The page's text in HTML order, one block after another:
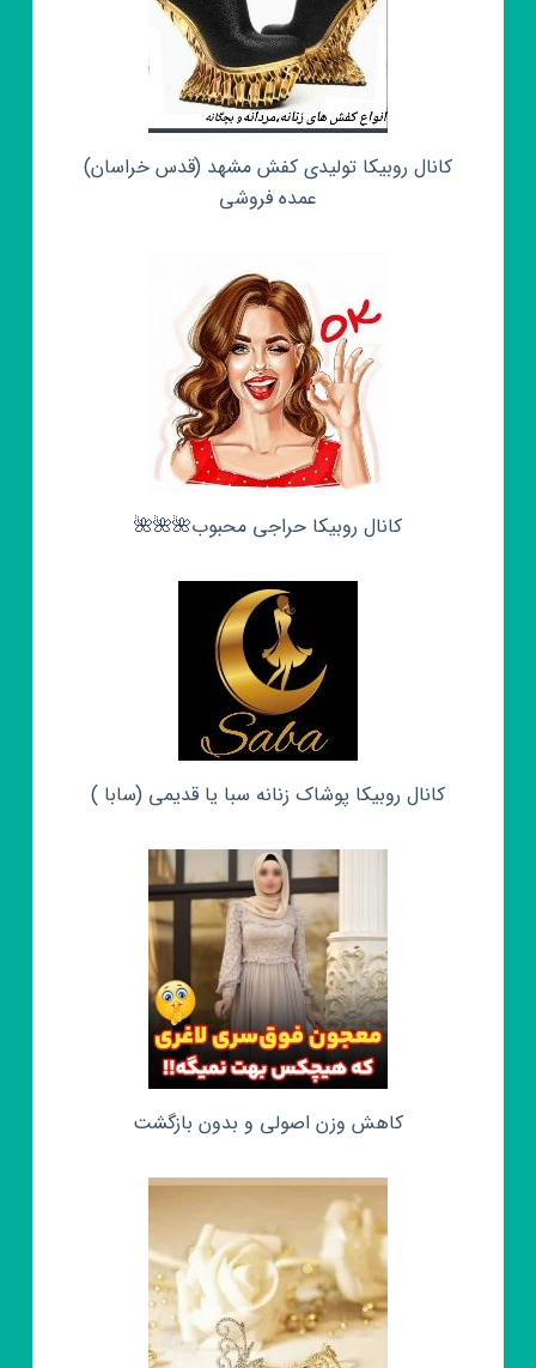
کانال روبیکا تولیدی کفش مشهد (قدس خراسان)
عمده فروشی
کانال روبیکا حراجی محبوب🌺🌺🌺
کانال روبیکا پوشاک زنانه سبا یا قدیمی (سابا )
کاهش وزن اصولی و بدون بازگشت